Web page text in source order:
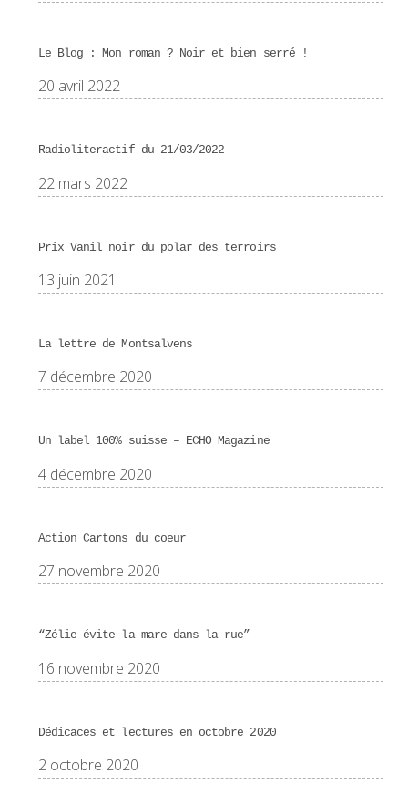
Le Blog : Mon roman ? Noir et bien serré !
20 avril 2022
Radioliteractif du 21/03/2022
22 mars 2022
Prix Vanil noir du polar des terroirs
13 juin 2021
La lettre de Montsalvens
7 décembre 2020
Un label 100% suisse – ECHO Magazine
4 décembre 2020
Action Cartons du coeur
27 novembre 2020
“Zélie évite la mare dans la rue”
16 novembre 2020
Dédicaces et lectures en octobre 2020
2 octobre 2020